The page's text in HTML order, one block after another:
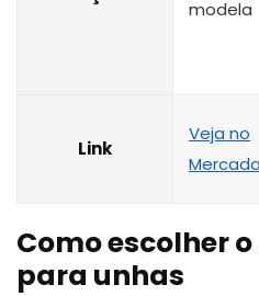
modela
Link
Veja no
Como escolher
para unhas